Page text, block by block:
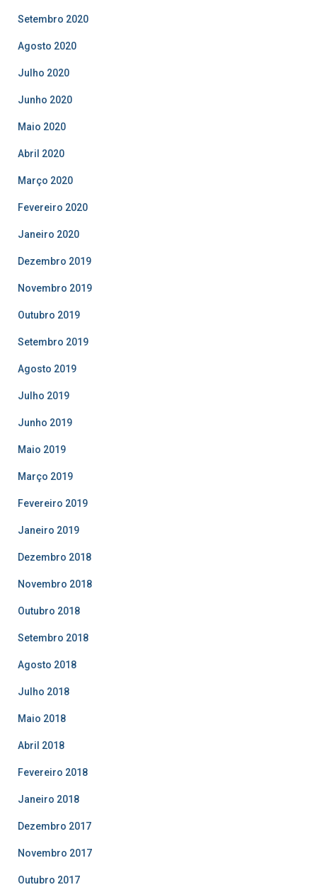
Setembro 2020
Agosto 2020
Julho 2020
Junho 2020
Maio 2020
Abril 2020
Março 2020
Fevereiro 2020
Janeiro 2020
Dezembro 2019
Novembro 2019
Outubro 2019
Setembro 2019
Agosto 2019
Julho 2019
Junho 2019
Maio 2019
Março 2019
Fevereiro 2019
Janeiro 2019
Dezembro 2018
Novembro 2018
Outubro 2018
Setembro 2018
Agosto 2018
Julho 2018
Maio 2018
Abril 2018
Fevereiro 2018
Janeiro 2018
Dezembro 2017
Novembro 2017
Outubro 2017